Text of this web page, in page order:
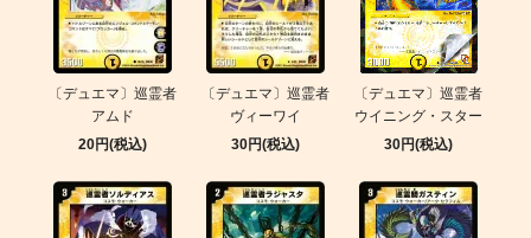
〔デュエマ〕巡霊者
アムド
20円(税込)
〔デュエマ〕巡霊者
ヴィーワイ
30円(税込)
〔デュエマ〕巡霊者
ウイニング・スター
30円(税込)